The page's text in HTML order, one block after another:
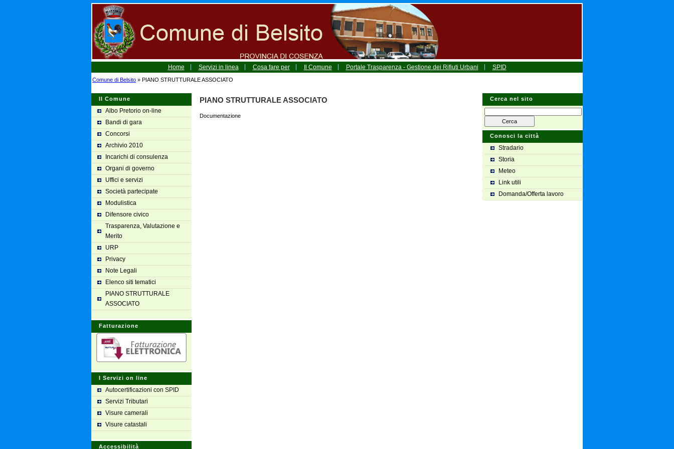
Home Servizi in linea Cosa fare per Il Comune Portale Trasparenza - Gestione dei Rifiuti Urbani SPID
Comune di Belsito » PIANO STRUTTURALE ASSOCIATO
Il Comune
Albo Pretorio on-line
Bandi di gara
Concorsi
Archivio 2010
Incarichi di consulenza
Organi di governo
Uffici e servizi
Società partecipate
Modulistica
Difensore civico
Trasparenza, Valutazione e
Merito
URP
Privacy
Note Legali
Elenco siti tematici
PIANO STRUTTURALE
ASSOCIATO
Fatturazione
I Servizi on line
Autocertificazioni con SPID
Servizi Tributari
Visure camerali
Visure catastali
Accessibilità
Cerca nel sito
Conosci la città
Stradario
Storia
Meteo
Link utili
Domanda/Offerta lavoro
PIANO STRUTTURALE ASSOCIATO
Documentazione